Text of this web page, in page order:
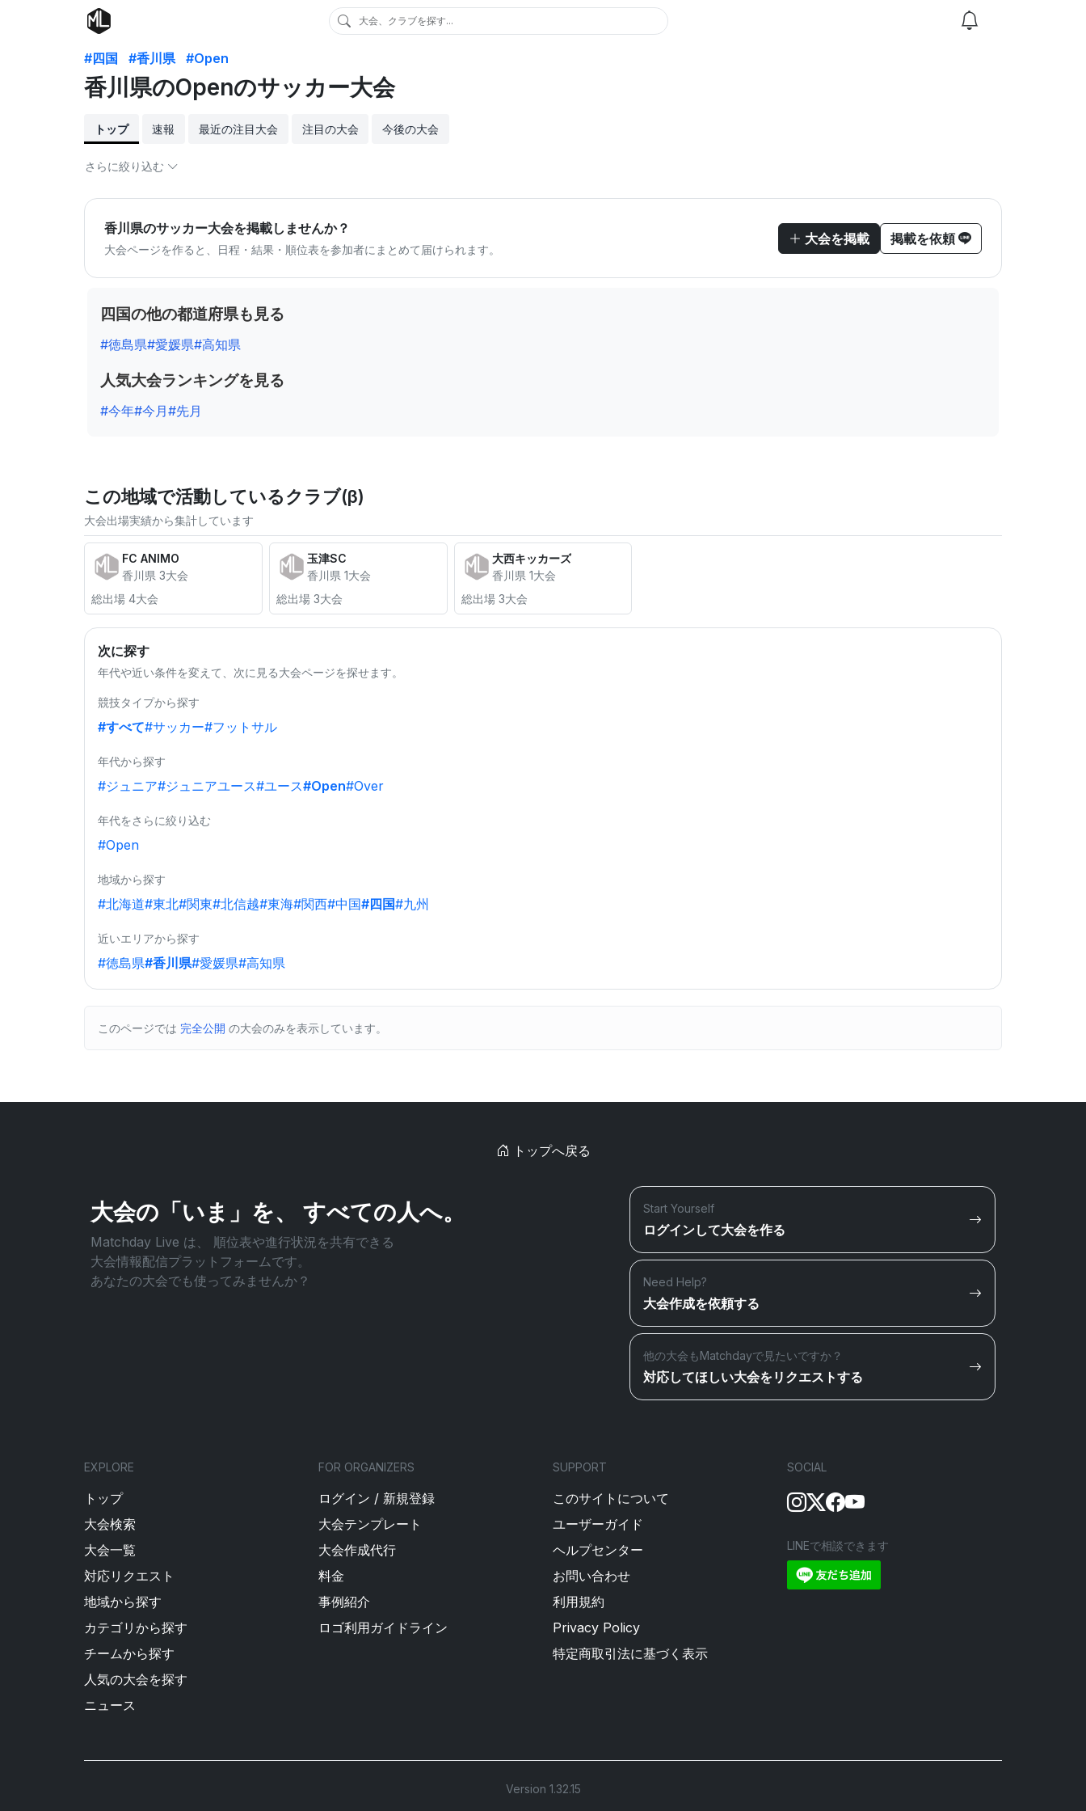
大会、クラブを探す...
#四国 #香川県 #Open
香川県のOpenのサッカー大会
トップ 速報 最近の注目大会 注目の大会 今後の大会
さらに絞り込む
香川県のサッカー大会を掲載しませんか？
大会ページを作ると、日程・結果・順位表を参加者にまとめて届けられます。
大会を掲載 掲載を依頼
四国の他の都道府県も見る
#徳島県#愛媛県#高知県
人気大会ランキングを見る
#今年#今月#先月
この地域で活動しているクラブ(β)
大会出場実績から集計しています
FC ANIMO
香川県 3大会
総出場 4大会
玉津SC
香川県 1大会
総出場 3大会
大西キッカーズ
香川県 1大会
総出場 3大会
次に探す
年代や近い条件を変えて、次に見る大会ページを探せます。
競技タイプから探す
#すべて#サッカー#フットサル
年代から探す
#ジュニア#ジュニアユース#ユース#Open#Over
年代をさらに絞り込む
#Open
地域から探す
#北海道#東北#関東#北信越#東海#関西#中国#四国#九州
近いエリアから探す
#徳島県#香川県#愛媛県#高知県
このページでは 完全公開 の大会のみを表示しています。
トップへ戻る
大会の「いま」を、 すべての人へ。
Matchday Live は、 順位表や進行状況を共有できる
大会情報配信プラットフォームです。
あなたの大会でも使ってみませんか？
Start Yourself
ログインして大会を作る
Need Help?
大会作成を依頼する
他の大会もMatchdayで見たいですか？
対応してほしい大会をリクエストする
EXPLORE
トップ
大会検索
大会一覧
対応リクエスト
地域から探す
カテゴリから探す
チームから探す
人気の大会を探す
ニュース
FOR ORGANIZERS
ログイン / 新規登録
大会テンプレート
大会作成代行
料金
事例紹介
ロゴ利用ガイドライン
SUPPORT
このサイトについて
ユーザーガイド
ヘルプセンター
お問い合わせ
利用規約
Privacy Policy
特定商取引法に基づく表示
SOCIAL
LINEで相談できます
Version 1.32.15